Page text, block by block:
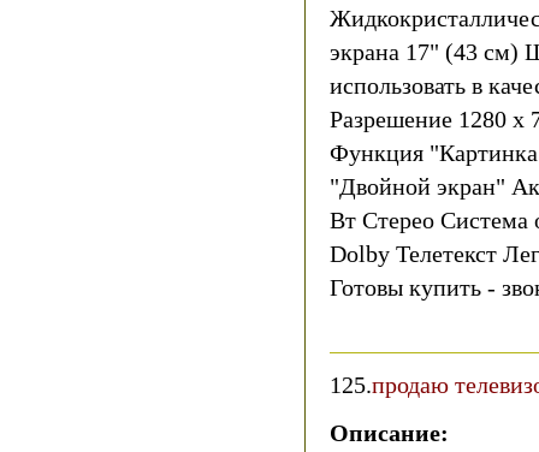
экрана 17" (43 см)
использовать в
Разрешение 1280 х
Функция
"Двойной экран"
Вт Стерео Система
Dolby Телетекст
Готовы купить -
125.продаю
Описание: